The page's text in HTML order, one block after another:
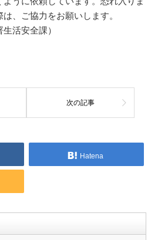
、ご協力をお願いします。
活安全課）
次の記事
Hatena